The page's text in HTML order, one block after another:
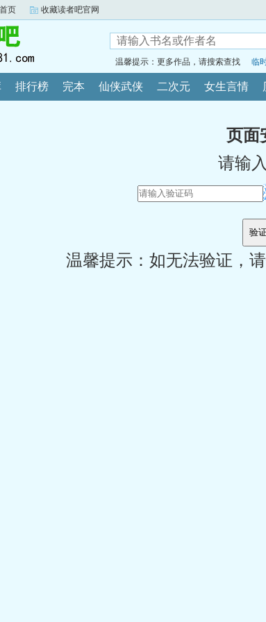
页 收藏读者吧官网
温馨提示：更多作品，请搜索查找 临
排行榜 完本 仙侠武侠 二次元 女生言情
页面
请输
温馨提示：如无法验证，